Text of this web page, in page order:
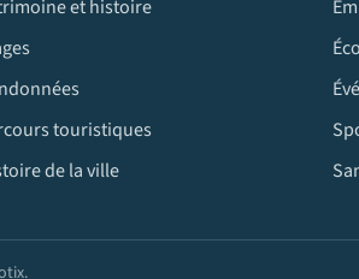
et histoire
touristiques
de la ville
.